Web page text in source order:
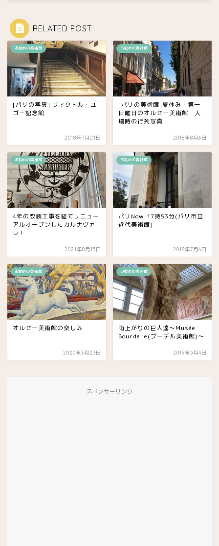
RELATED POST
お勧めの美術館
[パリの写真] ヴィクトル・ユ
ゴー記念館
2018年7月21日
お勧めの美術館
[パリの美術館]夏休み・第一
日曜日のオルセー美術館・入
場時の行列写真
2018年8月6日
お勧めの美術館
4年の改装工事を経てリニュー
アルオープンしたカルナヴァ
レ！
2021年8月15日
お勧めの美術館
パリNow:17時53分(パリ市立
近代美術館)
2018年7月6日
お勧めの美術館
オルセー美術館の楽しみ
2020年3月23日
お勧めの美術館
雨上がりの巨人達〜Musée
Bourdelle(ブーデル美術館)〜
2019年5月4日
スポンサーリンク